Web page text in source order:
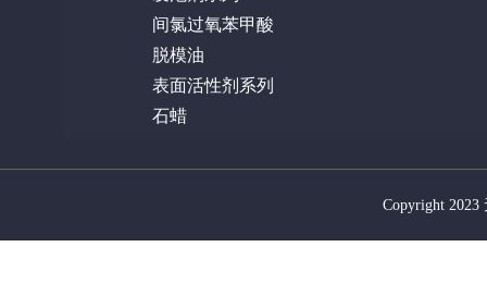
间氯过氧苯甲酸
脱模油
表面活性剂系列
石蜡
Copyright